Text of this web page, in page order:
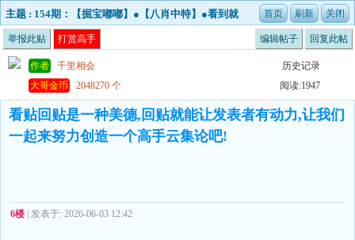
主题 : 154期：【掘宝嘟嘟】●【八肖中特】●看到就
是赚到！
举报此贴 打赏高手 编辑帖子 回复此帖
作者 千里相会
历史记录
大哥金币
2048270 个 阅读:1947
看贴回贴是一种美德,回贴就能让发表者有动力,让我们
一起来努力创造一个高手云集论吧!
6楼 | 发表于: 2026-06-03 12:42